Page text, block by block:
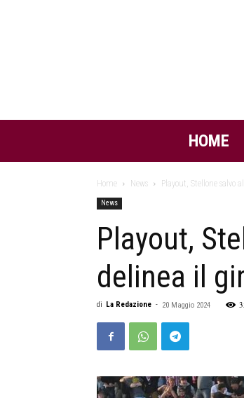
HOME
Home News Playout, Stellone salvo
News
Playout,
delinea il
di La Redazione - 20 Maggio 2024